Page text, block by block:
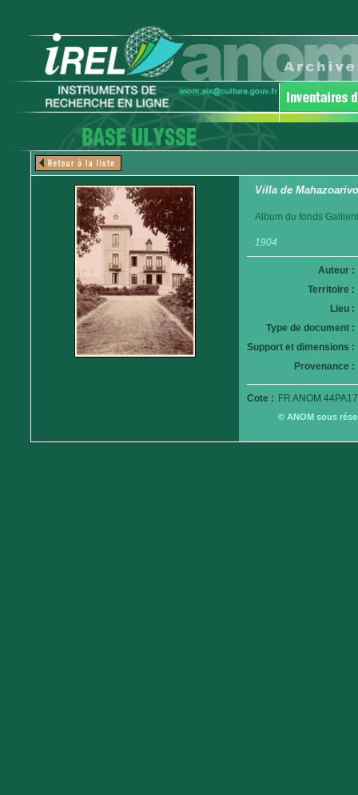
Villa de Mahazoarivo
Album du fonds
1904
Auteur :
Territoire :
Lieu :
Type de document :
Support et dimensions :
Provenance :
Cote : FR ANOM
© ANOM sous